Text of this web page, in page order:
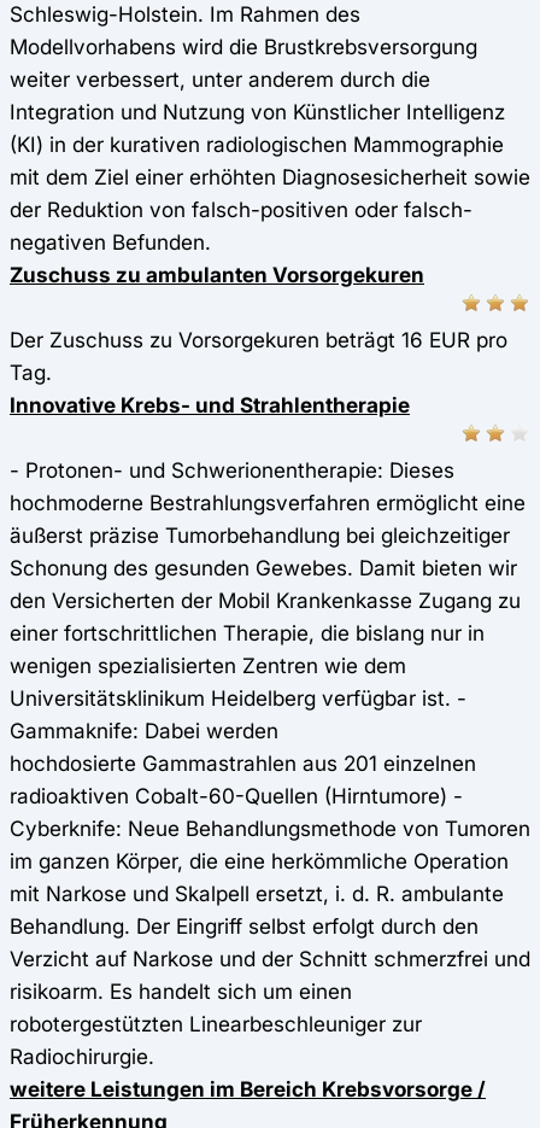
Schleswig-Holstein. Im Rahmen des
Modellvorhabens wird die Brustkrebsversorgung
weiter verbessert, unter anderem durch die
Integration und Nutzung von Künstlicher Intelligenz
(KI) in der kurativen radiologischen Mammographie
mit dem Ziel einer erhöhten Diagnosesicherheit sowie
der Reduktion von falsch-positiven oder falsch-
negativen Befunden.
Zuschuss zu ambulanten Vorsorgekuren
Der Zuschuss zu Vorsorgekuren beträgt 16 EUR pro
Tag.
Innovative Krebs- und Strahlentherapie
- Protonen- und Schwerionentherapie: Dieses
hochmoderne Bestrahlungsverfahren ermöglicht eine
äußerst präzise Tumorbehandlung bei gleichzeitiger
Schonung des gesunden Gewebes. Damit bieten wir
den Versicherten der Mobil Krankenkasse Zugang zu
einer fortschrittlichen Therapie, die bislang nur in
wenigen spezialisierten Zentren wie dem
Universitätsklinikum Heidelberg verfügbar ist. -
Gammaknife: Dabei werden
hochdosierte Gammastrahlen aus 201 einzelnen
radioaktiven Cobalt-60-Quellen (Hirntumore) -
Cyberknife: Neue Behandlungsmethode von Tumoren
im ganzen Körper, die eine herkömmliche Operation
mit Narkose und Skalpell ersetzt, i. d. R. ambulante
Behandlung. Der Eingriff selbst erfolgt durch den
Verzicht auf Narkose und der Schnitt schmerzfrei und
risikoarm. Es handelt sich um einen
robotergestützten Linearbeschleuniger zur
Radiochirurgie.
weitere Leistungen im Bereich Krebsvorsorge /
Früherkennung